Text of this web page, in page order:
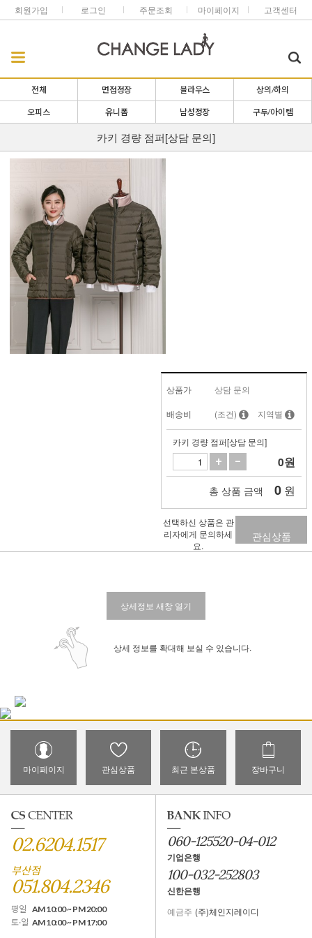
회원가입 로그인 주문조회 마이페이지 고객센터
전체 면접정장 블라우스 상의/하의
오피스 유니폼 남성정장 구두/아이템
카키 경량 점퍼[상담 문의]
상품가 상담 문의
배송비 (조건) 지역별
카키 경량 점퍼[상담 문의]
0원
총 상품 금액 0 원
관심상품
선택하신 상품은 관
리자에게 문의하세
요.
상세정보 새창 열기
상세 정보를 확대해 보실 수 있습니다.
마이페이지 관심상품 최근 본상품 장바구니
02.6204.1517
부산점
051.804.2346
평일 AM 10:00 ~ PM 20:00
토·일 AM 10:00 ~ PM 17:00
060-125520-04-012
기업은행
100-032-252803
신한은행
예금주 (주)체인지레이디